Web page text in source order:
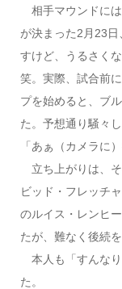
相手マウンドに
が決まった2月23
すけど、うるさく
笑。実際、試合前
プを始めると、ブ
た。予想通り騒々
「あぁ（カメラに
立ち上がりは、
ビッド・フレッチ
のルイス・レンヒ
たが、難なく後続
本人も「すんな
た。